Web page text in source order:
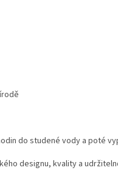
do studené vody a poté
designu, kvality a